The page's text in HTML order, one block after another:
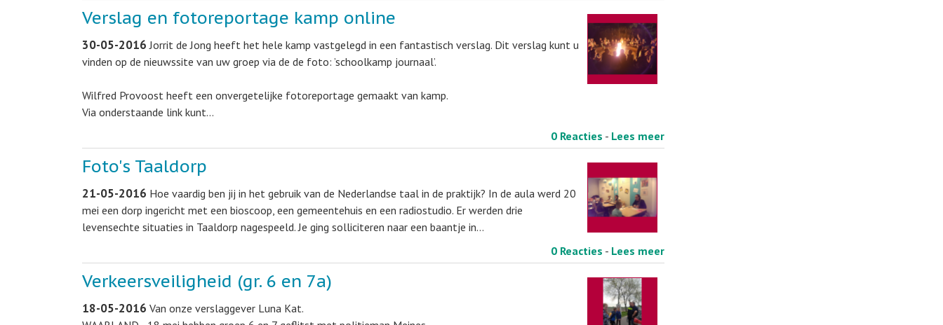
Verslag en fotoreportage kamp online
30-05-2016 Jorrit de Jong heeft het hele kamp vastgelegd in een fantastisch verslag. Dit verslag kunt u
vinden op de nieuwssite van uw groep via de de foto: ’schoolkamp journaal’.
Wilfred Provoost heeft een onvergetelijke fotoreportage gemaakt van kamp.
Via onderstaande link kunt…
0 Reacties - Lees meer
Foto's Taaldorp
21-05-2016 Hoe vaardig ben jij in het gebruik van de Nederlandse taal in de praktijk? In de aula werd 20
mei een dorp ingericht met een bioscoop, een gemeentehuis en een radiostudio. Er werden drie
levensechte situaties in Taaldorp nagespeeld. Je ging solliciteren naar een baantje in…
0 Reacties - Lees meer
Verkeersveiligheid (gr. 6 en 7a)
18-05-2016 Van onze verslaggever Luna Kat.